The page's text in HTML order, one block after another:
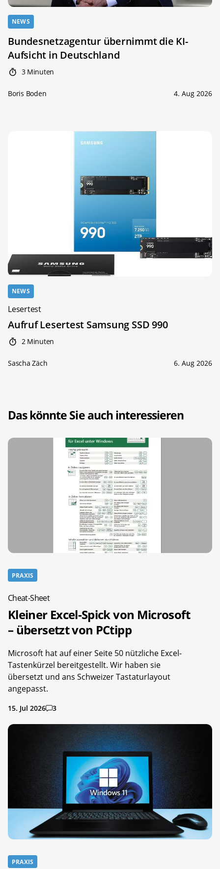
NEWS
Bundesnetzagentur übernimmt die KI-
Aufsicht in Deutschland
3 Minuten
Boris Boden 4. Aug 2026
NEWS
Lesertest
Aufruf Lesertest Samsung SSD 990
2 Minuten
Sascha Zäch 6. Aug 2026
Das könnte Sie auch interessieren
PRAXIS
Cheat-Sheet
Kleiner Excel-Spick von Microsoft
– übersetzt von PCtipp
Microsoft hat auf einer Seite 50 nützliche Excel-
Tastenkürzel bereitgestellt. Wir haben sie
übersetzt und ans Schweizer Tastaturlayout
angepasst.
15. Jul 2026 3
PRAXIS